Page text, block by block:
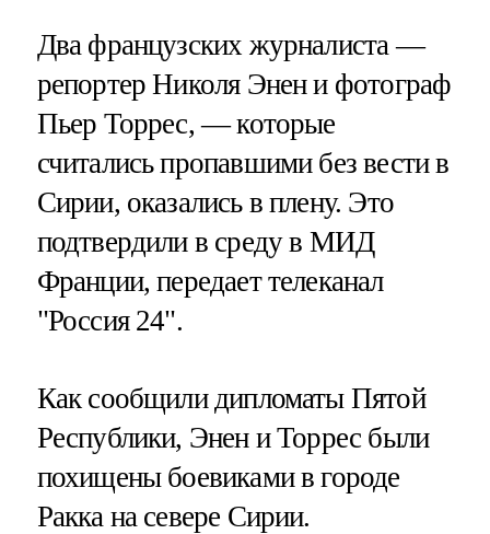
Два французских журналиста —
репортер Николя Энен и фотограф
Пьер Торрес, — которые
считались пропавшими без вести в
Сирии, оказались в плену. Это
подтвердили в среду в МИД
Франции, передает телеканал
"Россия 24".
Как сообщили дипломаты Пятой
Республики, Энен и Торрес были
похищены боевиками в городе
Ракка на севере Сирии.